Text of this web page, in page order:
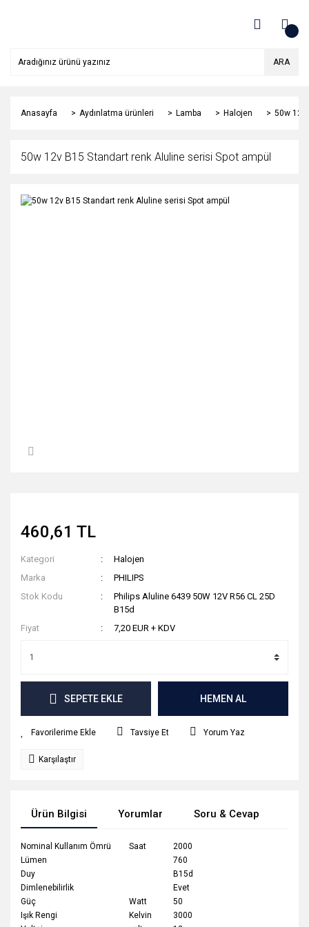
ARA
Anasayfa Aydınlatma ürünleri Lamba Halojen 50w 12v
50w 12v B15 Standart renk Aluline serisi Spot ampül
460,61 TL
Kategori
Halojen
Marka
PHILIPS
Stok Kodu
Philips Aluline 6439 50W 12V R56 CL 25D
B15d
Fiyat
7,20 EUR + KDV
SEPETE EKLE HEMEN AL
Tavsiye Et Yorum Yaz
Karşılaştır
Ürün Bilgisi Yorumlar Soru & Cevap
Nominal Kullanım Ömrü Saat
2000
Lümen
760
Duy
B15d
Dimlenebilirlik
Evet
Güç
Watt
50
Işık Rengi
Kelvin
3000